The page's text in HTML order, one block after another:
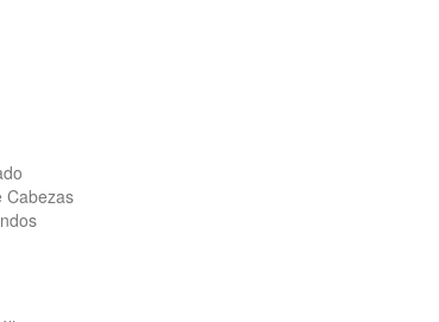
Cabezas